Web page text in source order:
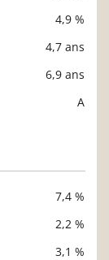
4,9 %
4,7 ans
6,9 ans
A
7,4 %
2,2 %
3,1 %